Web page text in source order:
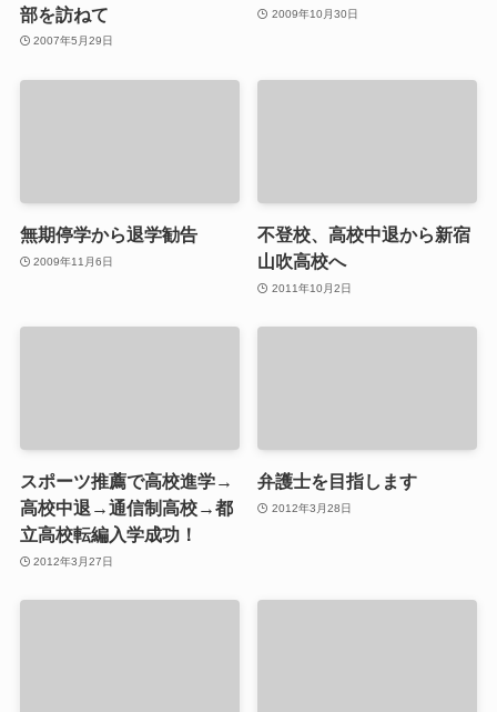
部を訪ねて
2007年5月29日
2009年10月30日
無期停学から退学勧告
2009年11月6日
不登校、高校中退から新宿
山吹高校へ
2011年10月2日
スポーツ推薦で高校進学→
高校中退→通信制高校→都
立高校転編入学成功！
2012年3月27日
弁護士を目指します
2012年3月28日